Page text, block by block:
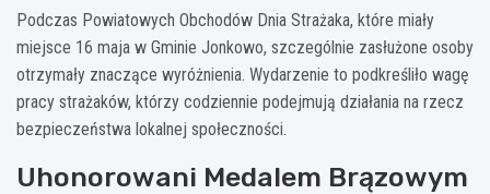
Podczas Powiatowych Obchodów Dnia Strażaka, które miały
miejsce 16 maja w Gminie Jonkowo, szczególnie zasłużone osoby
otrzymały znaczące wyróżnienia. Wydarzenie to podkreśliło wagę
pracy strażaków, którzy codziennie podejmują działania na rzecz
bezpieczeństwa lokalnej społeczności.
Uhonorowani Medalem Brązowym